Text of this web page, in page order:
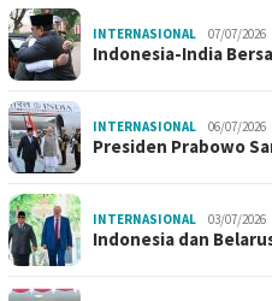
INTERNASIONAL 07/07/2026
Indonesia-India
INTERNASIONAL 06/07/2026
Presiden Prabowo
INTERNASIONAL 03/07/2026
Indonesia dan